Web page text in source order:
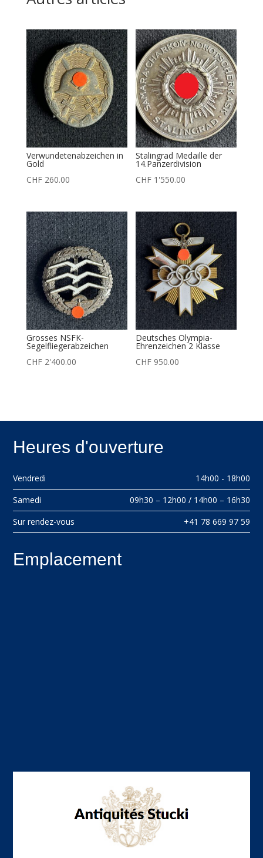
Verwundetenabzeichen in
Gold
CHF260.00
Stalingrad Medaille der
14.Panzerdivision
CHF 1'550.00
Grosses NSFK-
Segelfliegerabzeichen
CHF2'400.00
Deutsches Olympia-
Ehrenzeichen 2 Klasse
CHF 950.00
Heures d'ouverture
Vendredi
14h00 - 18h00
Samedi
09h30 – 12h00 / 14h00 – 16h30
Sur rendez-vous
+41 78 669 97 59
Emplacement